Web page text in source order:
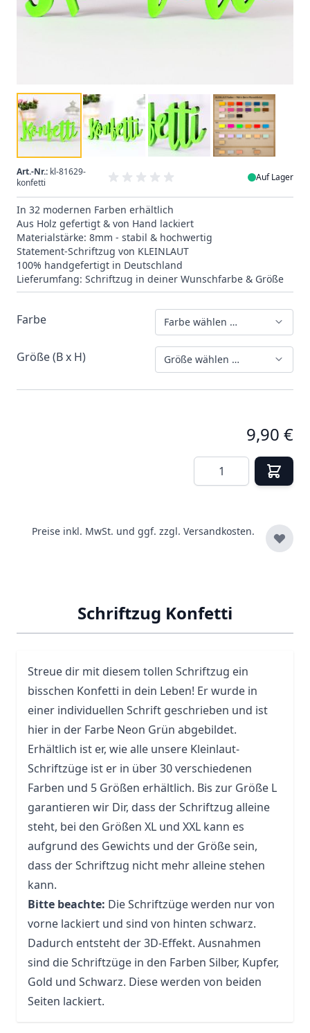
Art.-Nr.: kl-81629-
konfetti
Auf Lager
In 32 modernen Farben erhältlich
Aus Holz gefertigt & von Hand lackiert
Materialstärke: 8mm - stabil & hochwertig
Statement-Schriftzug von KLEINLAUT
100% handgefertigt in Deutschland
Lieferumfang: Schriftzug in deiner Wunschfarbe & Größe
Farbe Farbe wählen …
Größe (B x H) Größe wählen …
9,90 €
Menge
Preise inkl. MwSt. und ggf. zzgl. Versandkosten.
Schriftzug Konfetti
Streue dir mit diesem tollen Schriftzug ein
bisschen Konfetti in dein Leben! Er wurde in
einer individuellen Schrift geschrieben und ist
hier in der Farbe Neon Grün abgebildet.
Erhältlich ist er, wie alle unsere Kleinlaut-
Schriftzüge ist er in über 30 verschiedenen
Farben und 5 Größen erhältlich. Bis zur Größe L
garantieren wir Dir, dass der Schriftzug alleine
steht, bei den Größen XL und XXL kann es
aufgrund des Gewichts und der Größe sein,
dass der Schriftzug nicht mehr alleine stehen
kann.
Bitte beachte: Die Schriftzüge werden nur von
vorne lackiert und sind von hinten schwarz.
Dadurch entsteht der 3D-Effekt. Ausnahmen
sind die Schriftzüge in den Farben Silber, Kupfer,
Gold und Schwarz. Diese werden von beiden
Seiten lackiert.